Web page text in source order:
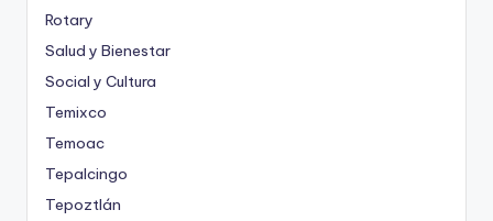
Rotary
Salud y Bienestar
Social y Cultura
Temixco
Temoac
Tepalcingo
Tepoztlán